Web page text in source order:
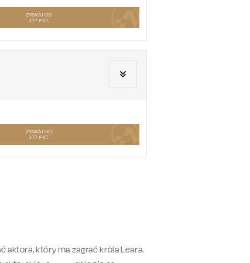
ZYSKAJ OD
177 PKT
ZYSKAJ OD
177 PKT
aktora, który ma zagrać króla Leara.